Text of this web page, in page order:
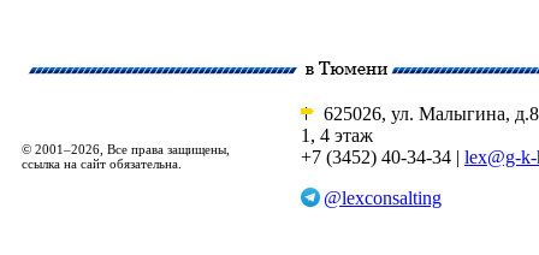
© 2001–2026, Все права защищены,
ссылка на сайт обязательна.
625026, ул. Малыгина,
1, 4 этаж
+7 (3452) 40-34-34 | lex@g-
@lexconsalting